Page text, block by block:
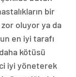
bir
oluyor ya da
en iyi tarafı
kötüsü
iyi yöneterek